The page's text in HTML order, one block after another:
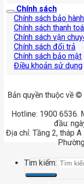
Chính sách
Chính sách bảo hành
Chính sách thanh
Chính sách vận
Chính sách đổi trả
Chính sách bảo mật
Điều khoản sử dụng
Bản quyền thuộc về ©
Hotline: 1900 6536.
đầu:
Địa chỉ: Tầng 2, tháp
Tìm kiếm: